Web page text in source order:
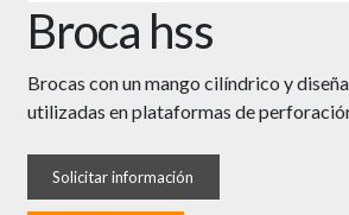
Broca hss
Brocas con un mango cilíndrico y
utilizadas en plataformas de